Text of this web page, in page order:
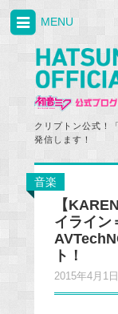
クリプトン公式！
発信します！
MENU
音楽
【
イライン
ト！
2015年4月1